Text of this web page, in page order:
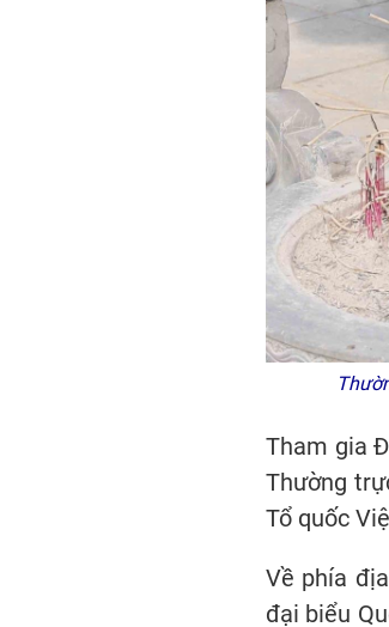
Tham gia
Thường
Tổ quốc
Về phía
đại biểu